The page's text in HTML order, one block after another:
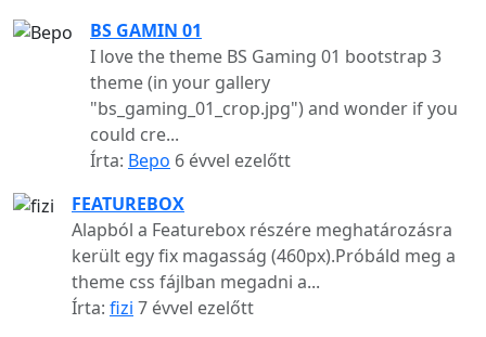
BS GAMIN 01
I love the theme BS Gaming 01 bootstrap 3
theme (in your gallery
"bs_gaming_01_crop.jpg") and wonder if you
could cre...
Írta: Bepo 6 évvel ezelőtt
FEATUREBOX
Alapból a Featurebox részére meghatározásra
került egy fix magasság (460px).Próbáld meg a
theme css fájlban megadni a...
Írta: fizi 7 évvel ezelőtt